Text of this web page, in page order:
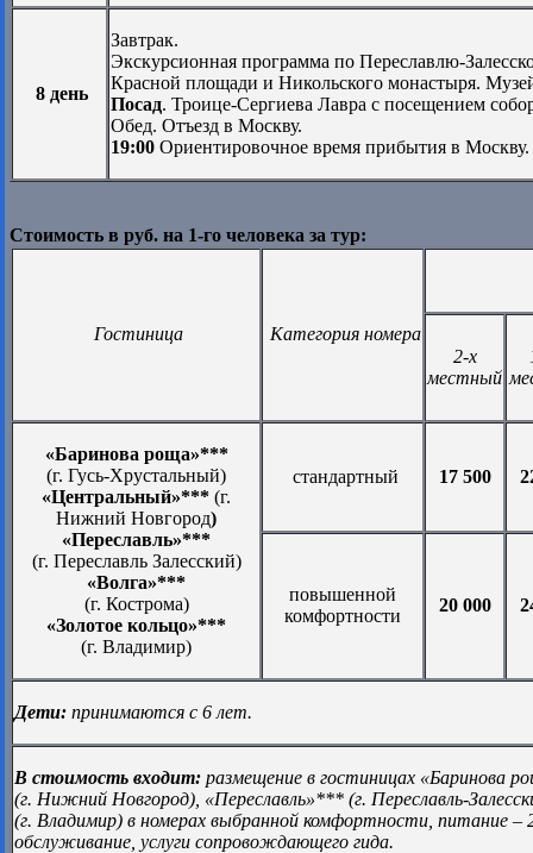
8 день
Завтрак.
Экскурсионная программа по Переславлю-
Красной площади и Никольского монастыря.
Посад. Троице-Сергиева Лавра с посещением
Обед. Отъезд в Москву.
19:00 Ориентировочное время прибытия в Москву.
Стоимость в руб. на 1-го человека за тур:
Гостиница
Категория номера
2-х
местный
«Баринова роща»***
(г. Гусь-Хрустальный)
«Центральный»*** (г.
Нижний Новгород)
«Переславль»***
(г. Переславль Залесский)
«Волга»***
(г. Кострома)
«Золотое кольцо»***
(г. Владимир)
стандартный 17 500
повышенной
комфортности
20 000
Дети: принимаются с 6 лет.
В стоимость входит: размещение в гостиницах «Баринова
(г. Нижний Новгород), «Переславль»*** (г. Переславль-
(г. Владимир) в номерах выбранной комфортности, питание –
обслуживание, услуги сопровождающего гида.